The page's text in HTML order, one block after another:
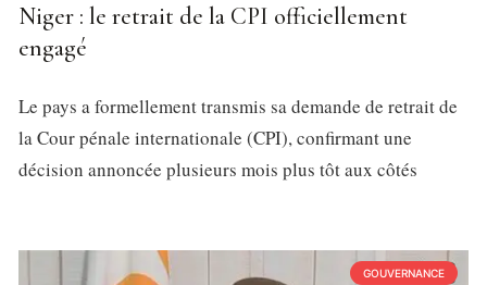
Niger : le retrait de la CPI officiellement
engagé
Le pays a formellement transmis sa demande de retrait de
la Cour pénale internationale (CPI), confirmant une
décision annoncée plusieurs mois plus tôt aux côtés
GOUVERNANCE